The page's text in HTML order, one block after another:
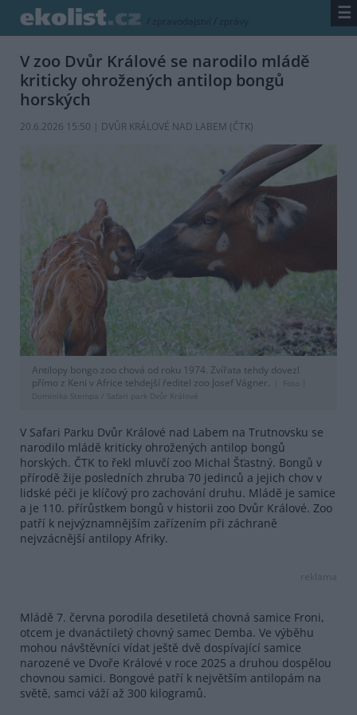
/ zpravodajství / zprávy ☰
V zoo Dvůr Králové se narodilo mládě
kriticky ohrožených antilop bongů
horských
20.6.2026 15:50 | DVŮR KRÁLOVÉ NAD LABEM (ČTK)
Antilopy bongo zoo chová od roku 1974. Zvířata tehdy dovezl
přímo z Keni v Africe tehdejší ředitel zoo Josef Vágner.
Foto |
Dominika Stempa / Safari park Dvůr Králové
V Safari Parku Dvůr Králové nad Labem na Trutnovsku se
narodilo mládě kriticky ohrožených antilop bongů
horských. ČTK to řekl mluvčí zoo Michal Šťastný. Bongů v
přírodě žije posledních zhruba 70 jedinců a jejich chov v
lidské péči je klíčový pro zachování druhu. Mládě je samice
a je 110. přírůstkem bongů v historii zoo Dvůr Králové. Zoo
patří k nejvýznamnějším zařízením při záchraně
nejvzácnější antilopy Afriky.
reklama
Mládě 7. června porodila desetiletá chovná samice Froni,
otcem je dvanáctiletý chovný samec Demba. Ve výběhu
mohou návštěvníci vídat ještě dvě dospívající samice
narozené ve Dvoře Králové v roce 2025 a druhou dospělou
chovnou samici. Bongové patří k největším antilopám na
světě, samci váží až 300 kilogramů.